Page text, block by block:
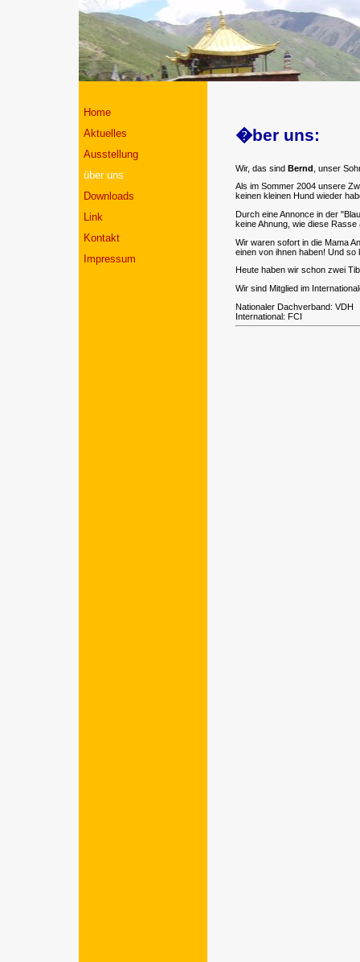
Home
Aktuelles
Ausstellung
über uns
Downloads
Link
Kontakt
Impressum
�ber uns:
Wir, das sind Bernd , unser
Als im Sommer 2004 unsere
keinen kleinen Hund wieder
Durch eine Annonce in der
keine Ahnung, wie diese
Wir waren sofort in die Mama
einen von ihnen haben! Und
Heute haben wir schon zwei
Wir sind Mitglied im
Nationaler Dachverband: VDH
International: FCI